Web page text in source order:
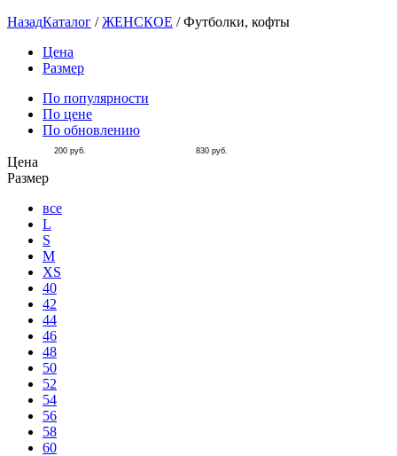
НазадКаталог /ЖЕНСКОЕ /Футболки, кофты
Цена
Размер
По популярности
По цене
По обновлению
Цена
200 руб. 830 руб.
Размер
все
L
S
M
XS
40
42
44
46
48
50
52
54
56
58
60